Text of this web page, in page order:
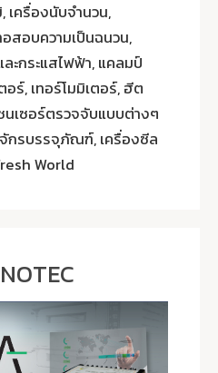
ครื่องนับจำนวน,
อสอบความเป็นฉนวน,
ะกระแสไฟฟ้า, แคลมป์
ร์, เทอร์โมมิเตอร์, ฮีต
นเซอร์ตรวจจับแบบต่างๆ
กรบรรจุภัณฑ์, เครื่องซีล
World